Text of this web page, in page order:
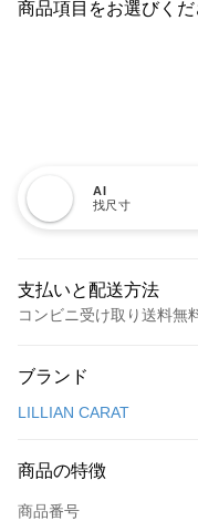
商品項目をお選びくだ
AI
找尺寸
支払いと配送方法
コンビニ受け取り送料無
クレジットカード1回払い
LINE Pay
Apple Pay
ブランド
LILLIAN CARAT
商品の特徴
商品番号